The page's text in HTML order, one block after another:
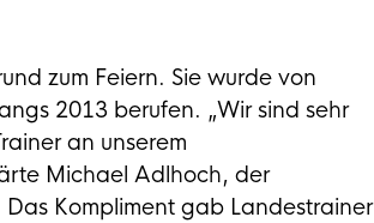
zum Feiern. Sie wurde von
2013 berufen. „Wir sind sehr
an unserem
Michael Adlhoch, der
Kompliment gab Landestrainer